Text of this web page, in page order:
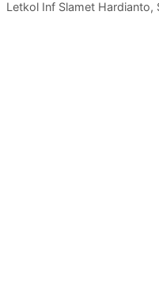
Letkol Inf Slamet Hardianto,